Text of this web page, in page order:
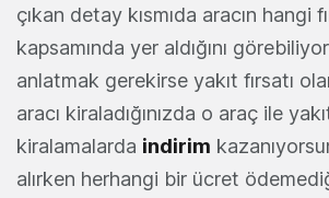
çıkan detay kısmıda aracın hangi
kapsamında yer aldığını
anlatmak gerekirse yakıt fırsatı
aracı kiraladığınızda o araç ile
kiralamalarda indirim
alırken herhangi bir ücret